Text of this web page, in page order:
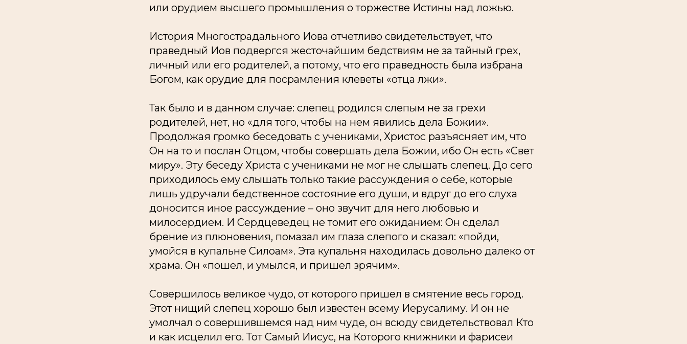
или орудием высшего промышления о торжестве Истины над ложью.
История Многострадального Иова отчетливо свидетельствует, что
праведный Иов подвергся жесточайшим бедствиям не за тайный грех,
личный или его родителей, а потому, что его праведность была избрана
Богом, как орудие для посрамления клеветы «отца лжи».
Так было и в данном случае: слепец родился слепым не за грехи
родителей, нет, но «для того, чтобы на нем явились дела Божии».
Продолжая громко беседовать с учениками, Христос разъясняет им, что
Он на то и послан Отцом, чтобы совершать дела Божии, ибо Он есть «Свет
миру». Эту беседу Христа с учениками не мог не слышать слепец. До сего
приходилось ему слышать только такие рассуждения о себе, которые
лишь удручали бедственное состояние его души, и вдруг до его слуха
доносится иное рассуждение – оно звучит для него любовью и
милосердием. И Сердцеведец не томит его ожиданием: Он сделал
брение из плюновения, помазал им глаза слепого и сказал: «пойди,
умойся в купальне Силоам». Эта купальня находилась довольно далеко от
храма. Он «пошел, и умылся, и пришел зрячим».
Совершилось великое чудо, от которого пришел в смятение весь город.
Этот нищий слепец хорошо был известен всему Иерусалиму. И он не
умолчал о совершившемся над ним чуде, он всюду свидетельствовал Кто
и как исцелил его. Тот Самый Иисус, на Которого книжники и фарисеи